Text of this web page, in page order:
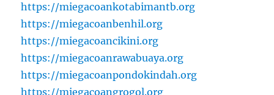
https://miegacoankotabimantb.org
https://miegacoanbenhil.org
https://miegacoancikini.org
https://miegacoanrawabuaya.org
https://miegacoanpondokindah.org
https://miegacoangrogol.org